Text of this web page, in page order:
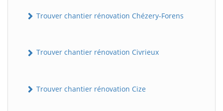
Trouver chantier rénovation Chézery-Forens
Trouver chantier rénovation Civrieux
Trouver chantier rénovation Cize